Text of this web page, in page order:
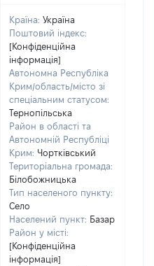
Країна: Україна
Поштовий індекс:
[Конфіденційна
інформація]
Автономна Республіка
Крим/область/місто зі
спеціальним статусом:
Тернопільська
Район в області та
Автономній Республіці
Крим: Чортківський
Територіальна громада:
Білобожницька
Тип населеного пункту:
Село
Населений пункт: Базар
Район у місті:
[Конфіденційна
інформація]